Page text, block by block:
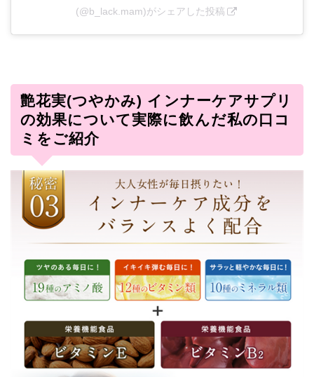
(@b_lack.mam)がシェアした投稿
艶花実(つやかみ) インナーケアサプリ
の効果について実際に飲んだ私の口コ
ミをご紹介